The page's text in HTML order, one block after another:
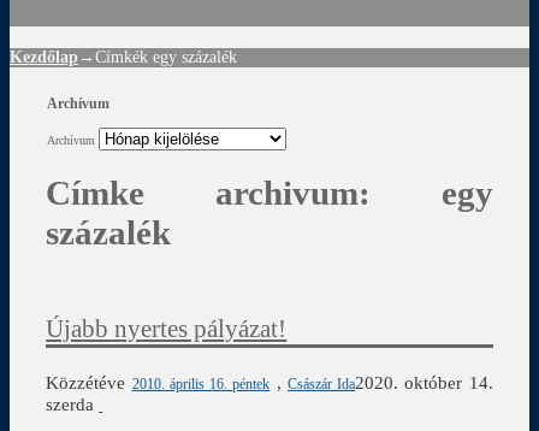
Kezdőlap →Címkék egy százalék
Archívum
Archívum
Címke archivum: egy
százalék
Újabb nyertes pályázat!
Közzétéve 2010. április 16. péntek , Császár Ida2020. október 14.
szerda